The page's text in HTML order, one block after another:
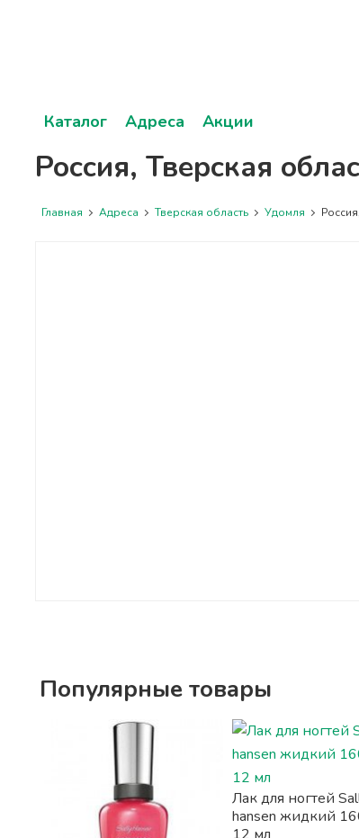
Каталог Адреса Акции
Россия, Тверская
Главная Адреса Тверская область Удомля
Популярные товары
Лак для ногтей
hansen жидкий